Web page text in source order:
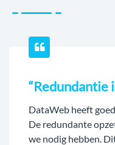
“Redundantie
DataWeb heeft
De redundante
we nodig hebben.